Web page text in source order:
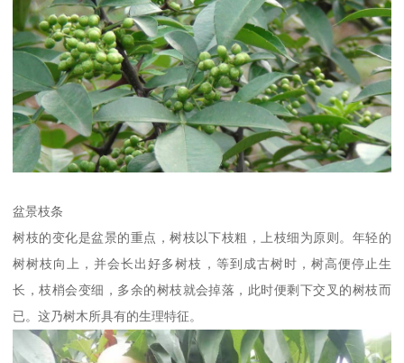
盆景枝条
树枝的变化是盆景的重点，树枝以下枝粗，上枝细为原则。年轻的
树树枝向上，并会长出好多树枝，等到成古树时，树高便停止生
长，枝梢会变细，多余的树枝就会掉落，此时便剩下交叉的树枝而
已。这乃树木所具有的生理特征。